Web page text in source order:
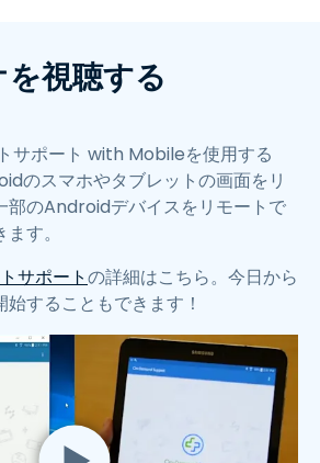
視聴する
サポート with Mobileを使用する
のスマホやタブレットの画面をリ
部のAndroidデバイスをリモートで
す。
サポートの詳細はこちら。今日から
始することもできます！